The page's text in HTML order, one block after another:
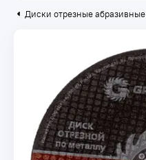
Диски отрезные абразивные